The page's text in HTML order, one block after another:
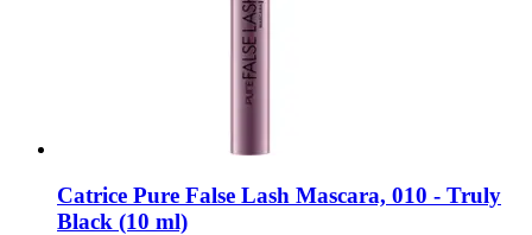
Catrice Pure False Lash Mascara, 010 -​ Truly
Black (10 ml)